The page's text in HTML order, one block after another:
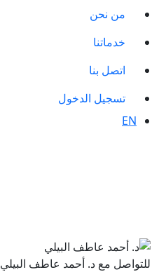
من نحن
خدماتنا
اتصل بنا
تسجيل الدخول
EN
للتواصل مع د. أحمد عاطف البيلي